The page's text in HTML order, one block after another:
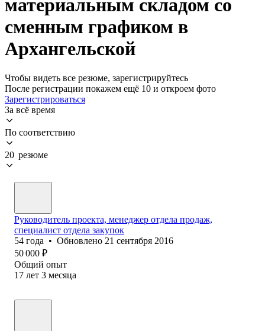
материальным складом со
сменным графиком в
Архангельской
Чтобы видеть все резюме, зарегистрируйтесь
После регистрации покажем ещё 10 и откроем фото
Зарегистрироваться
За всё время
По соответствию
20 резюме
Руководитель проекта, менеджер отдела продаж,
специалист отдела закупок
54 года • Обновлено 21 сентября 2016
50 000 ₽
Общий опыт
17 лет 3 месяца